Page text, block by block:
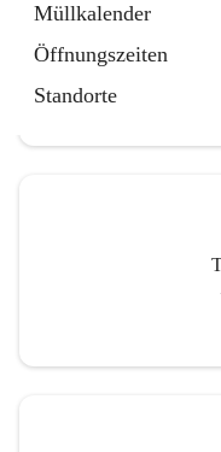
Müllkalender
Öffnungszeiten
Standorte